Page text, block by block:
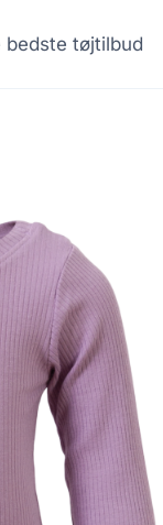
bedste tøjtilbud